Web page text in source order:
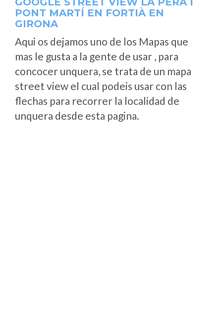
PONT MARTÍ EN FORTIÀ EN
GIRONA
Aqui os dejamos uno de los Mapas que
mas le gusta a la gente de usar , para
concocer unquera, se trata de un mapa
street view el cual podeis usar con las
flechas para recorrer la localidad de
unquera desde esta pagina.